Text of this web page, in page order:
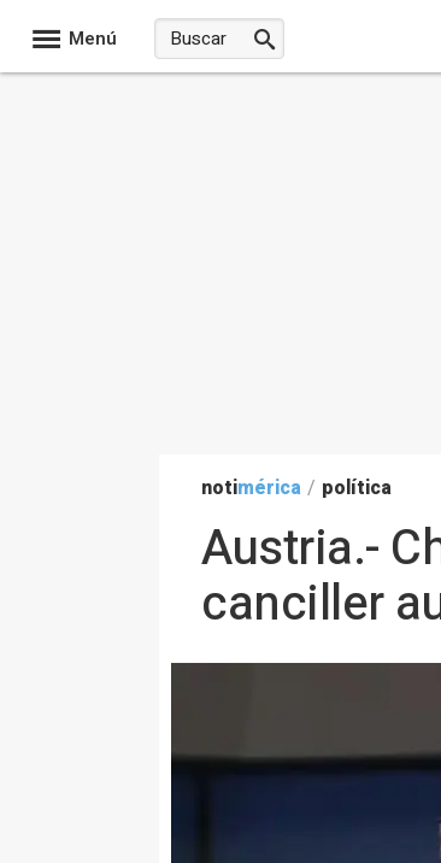
Menú
notimérica / política
Austria.-
canciller